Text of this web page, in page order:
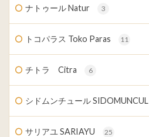
ナトゥール Natur 3
トコパラス Toko Paras 11
チトラ Citra 6
シドムンチュール SIDOMUNCUL
サリアユ SARIAYU 25